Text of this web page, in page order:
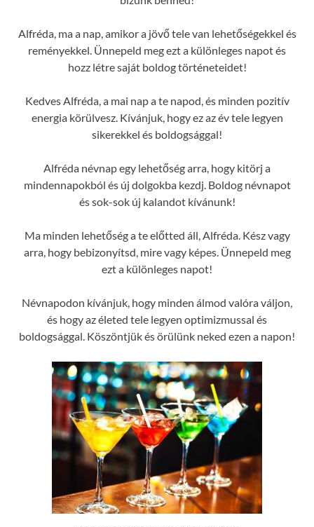
Alfréda, ma a nap, amikor a jövő tele van lehetőségekkel és
reményekkel. Ünnepeld meg ezt a különleges napot és
hozz létre saját boldog történeteidet!
Kedves Alfréda, a mai nap a te napod, és minden pozitív
energia körülvesz. Kívánjuk, hogy ez az év tele legyen
sikerekkel és boldogsággal!
Alfréda névnap egy lehetőség arra, hogy kitörj a
mindennapokból és új dolgokba kezdj. Boldog névnapot
és sok-sok új kalandot kívánunk!
Ma minden lehetőség a te előtted áll, Alfréda. Kész vagy
arra, hogy bebizonyítsd, mire vagy képes. Ünnepeld meg
ezt a különleges napot!
Névnapodon kívánjuk, hogy minden álmod valóra váljon,
és hogy az életed tele legyen optimizmussal és
boldogsággal. Köszöntjük és örülünk neked ezen a napon!